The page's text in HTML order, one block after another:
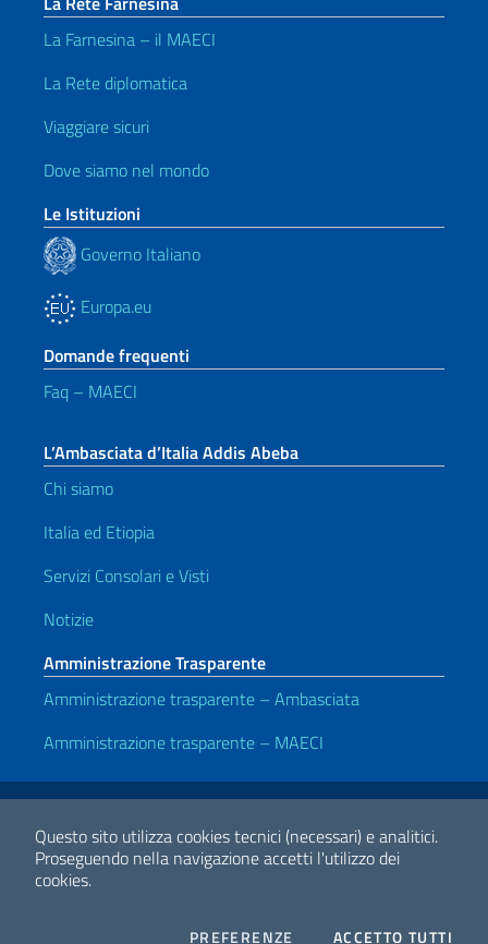
Questo sito utilizza cookies tecnici (necessari) e analitici.
Proseguendo nella navigazione accetti l'utilizzo dei
cookies.
PREFERENZE COOKIESACCETTO TUTTI
La Farnesina – il MAECI
La Rete diplomatica
Viaggiare sicuri
Dove siamo nel mondo
Le Istituzioni
Governo Italiano
Europa.eu
Domande frequenti
Faq – MAECI
L’Ambasciata d’Italia Addis Abeba
Chi siamo
Italia ed Etiopia
Servizi Consolari e Visti
Notizie
Amministrazione Trasparente
Amministrazione trasparente – Ambasciata
Amministrazione trasparente – MAECI
Link Utili